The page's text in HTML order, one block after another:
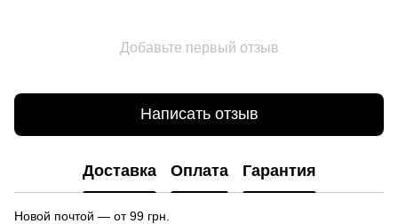
Добавьте первый отзыв
Написать отзыв
Доставка Оплата Гарантия
Новой почтой — от 99 грн.